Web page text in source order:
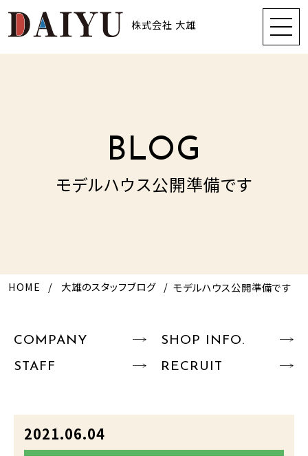
株式会社 大雄
BLOG
モデルハウス公開準備です
HOME 大雄のスタッフブログ モデルハウス公開準備です
COMPANY
SHOP INFO.
STAFF
RECRUIT
2021.06.04